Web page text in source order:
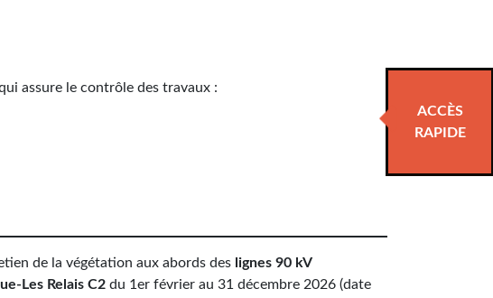
ACCÈS
RAPIDE
assure le contrôle des travaux :
de la végétation aux abords des lignes 90 kV
Les Relais C2 du 1er février au 31 décembre 2026 (date